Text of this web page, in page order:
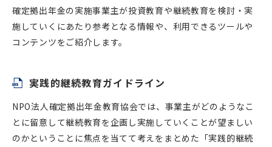
確定拠出年金の実施事業主が投資教育や継続教育を検討・実
施していくにあたり参考となる情報や、利用できるツールや
コンテンツをご紹介します。
実践的継続教育ガイドライン
NPO法人確定拠出年金教育協会では、事業主がどのようなこ
とに留意して継続教育を企画し実施していくことが望ましい
のかということに焦点を当てて考えをまとめた「実践的継続